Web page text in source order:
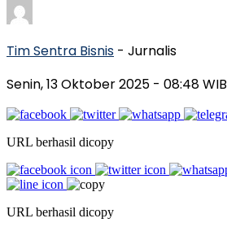
Tim Sentra Bisnis - Jurnalis
Senin, 13 Oktober 2025 - 08:48 WIB
URL berhasil dicopy
URL berhasil dicopy